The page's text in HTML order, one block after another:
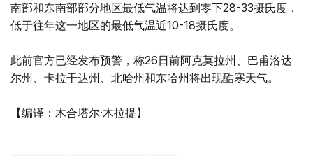
南部和东南部部分地区最低气温将达到零下28-33摄氏度，
低于往年这一地区的最低气温近10-18摄氏度。
此前官方已经发布预警，称26日前阿克莫拉州、巴甫洛达
尔州、卡拉干达州、北哈州和东哈州将出现酷寒天气。
【编译：木合塔尔·木拉提】